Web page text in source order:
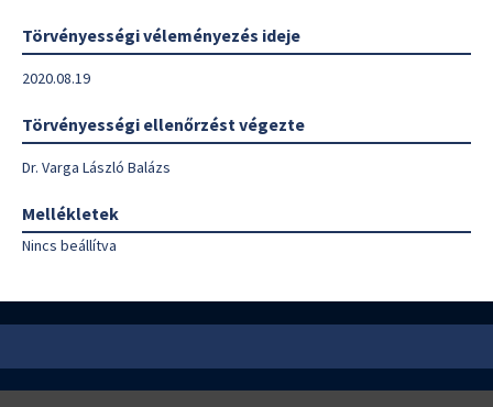
Törvényességi véleményezés ideje
2020.08.19
Törvényességi ellenőrzést végezte
Dr. Varga László Balázs
Mellékletek
Nincs beállítva